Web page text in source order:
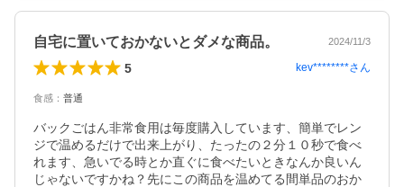
自宅に置いておかないとダメな商品。 2024/11/3
5 kev********さん
食感 ： 普通
バックごはん非常食用は毎度購入しています、簡単でレン
ジで温めるだけで出来上がり、たったの２分１０秒で食べ
れます、急いでる時とか直ぐに食べたいときなんか良いん
じゃないですかね？先にこの商品を温めてる間単品のおか